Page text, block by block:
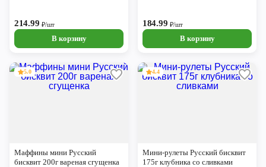
214.99 ₽/шт
В корзину
184.99 ₽/шт
В корзину
5.0
Маффины мини Русский
бисквит 200г вареная сгущенка
4.4
Мини-рулеты Русский бисквит
175г клубника со сливками